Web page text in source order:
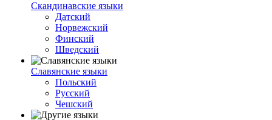
Скандинавские языки
Датский
Норвежский
Финский
Шведский
Славянские языки
Польский
Русский
Чешский